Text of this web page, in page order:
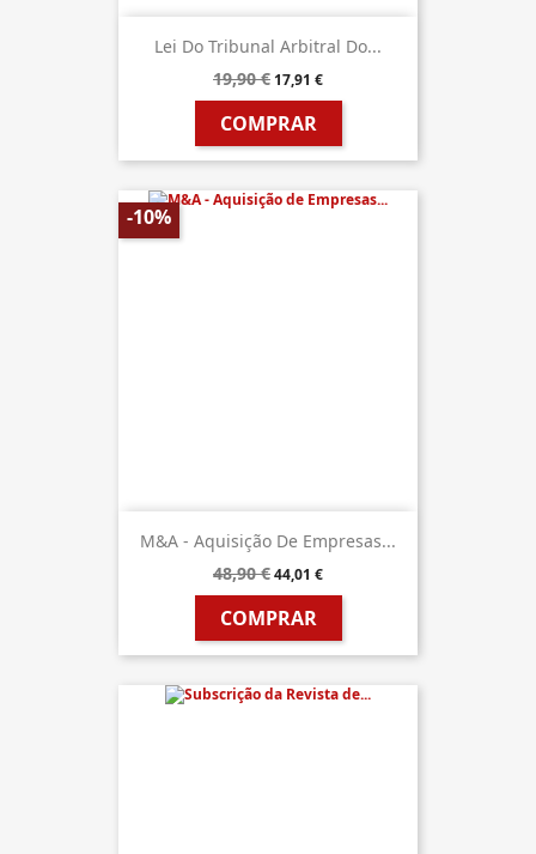
Lei Do Tribunal Arbitral Do...
19,90 € 17,91 €
COMPRAR
M&A - Aquisição De Empresas...
48,90 €44,01 €
COMPRAR
-10%